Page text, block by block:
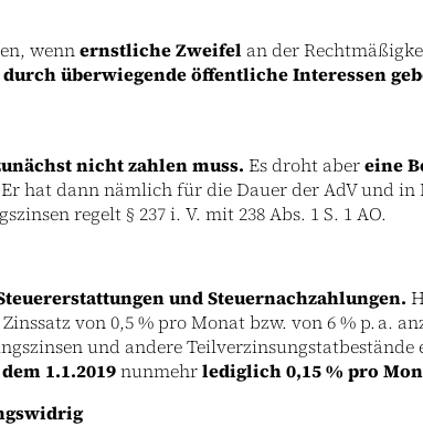
wennernstliche Zweifel an der
überwiegende öffentliche Interessen
nicht zahlen muss. Es droht abereine
hat dann nämlich für die Dauer der AdV und in
regelt § 237 i. V. mit 238 Abs. 1 S. 1 AO.
und Steuernachzahlungen.
von 0,5 % pro Monat bzw. von 6 % p. a.
und andere
1.1.2019nunmehrlediglich 0,15 % pro